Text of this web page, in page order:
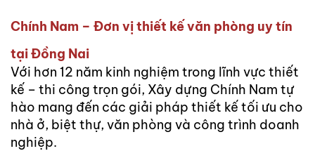
Chính Nam – Đơn vị thiết kế văn phòng uy tín
tại Đồng Nai
Với hơn 12 năm kinh nghiệm trong lĩnh vực thiết
kế – thi công trọn gói, Xây dựng Chính Nam tự
hào mang đến các giải pháp thiết kế tối ưu cho
nhà ở, biệt thự, văn phòng và công trình doanh
nghiệp.